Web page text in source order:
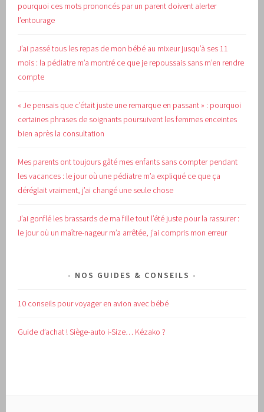
pourquoi ces mots prononcés par un parent doivent alerter
l’entourage
J’ai passé tous les repas de mon bébé au mixeur jusqu’à ses 11
mois : la pédiatre m’a montré ce que je repoussais sans m’en rendre
compte
« Je pensais que c’était juste une remarque en passant » : pourquoi
certaines phrases de soignants poursuivent les femmes enceintes
bien après la consultation
Mes parents ont toujours gâté mes enfants sans compter pendant
les vacances : le jour où une pédiatre m’a expliqué ce que ça
déréglait vraiment, j’ai changé une seule chose
J’ai gonflé les brassards de ma fille tout l’été juste pour la rassurer :
le jour où un maître-nageur m’a arrêtée, j’ai compris mon erreur
NOS GUIDES & CONSEILS
10 conseils pour voyager en avion avec bébé
Guide d’achat !Siège-auto i-Size… Kézako ?